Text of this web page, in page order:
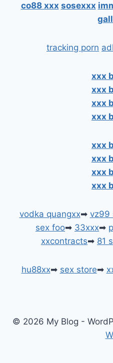
co88 xxx sosexxx
tracking porn
xxx
xxx
xxx
xxx
xxx
xxx
xxx
xxx
vodka quangxx➡ vz99
sex foo➡ 33xxx➡
xxcontracts➡ 81
hu88xx➡ sex store➡
© 2026 My Blog -